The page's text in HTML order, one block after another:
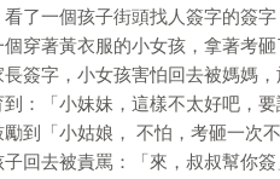
了一個孩子街頭找人簽字的簽字
穿著黃衣服的小女孩，拿著考砸
簽字，小女孩害怕回去被媽媽
到：「小妹妹，這樣不太好吧，
到「小姑娘， 不怕，考砸一次
回去被責罵：「來，叔叔幫你簽